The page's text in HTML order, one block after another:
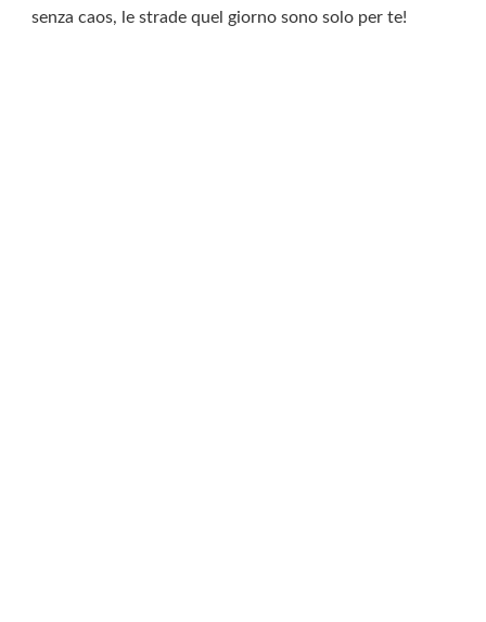
senza caos, le strade quel giorno sono solo per te!